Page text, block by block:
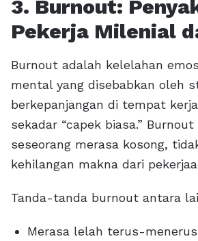
3. Burnout:
Pekerja Milenial
Burnout adalah kelelahan
mental yang disebabkan oleh
berkepanjangan di tempat
sekadar “capek biasa.”
seseorang merasa kosong,
kehilangan makna dari
Tanda-tanda burnout antara
Merasa lelah terus-